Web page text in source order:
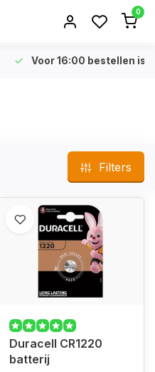
0
Voor 16:00 bestellen is
Filters
Duracell CR1220
batterij